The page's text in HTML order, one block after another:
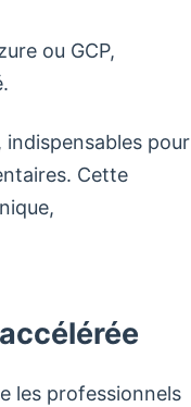
ou GCP,
pour
Cette
les professionnels